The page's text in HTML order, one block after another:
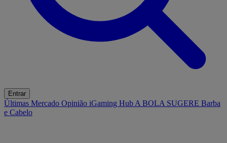
Entrar
Últimas Mercado Opinião iGaming Hub A BOLA SUGERE Barba
e Cabelo